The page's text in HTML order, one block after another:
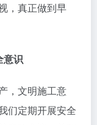
，真正做到早
意识
，文明施工意
们定期开展安全